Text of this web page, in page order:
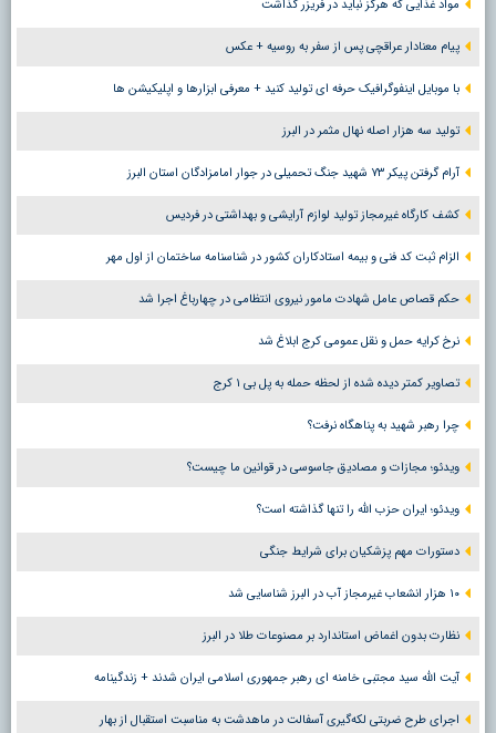
مواد غذایی که هرگز نباید در فریزر گذاشت
پیام معنادار عراقچی پس از سفر به روسیه + عکس
با موبایل اینفوگرافیک حرفه ای تولید کنید + معرفی ابزارها و اپلیکیشن ها
تولید سه هزار اصله نهال مثمر در البرز
آرام گرفتن پیکر ۷۳ شهید جنگ تحمیلی در جوار امامزادگان استان البرز
کشف کارگاه غیرمجاز تولید لوازم آرایشی و بهداشتی در فردیس
الزام ثبت کد فنی و بیمه استادکاران کشور در شناسنامه ساختمان از اول مهر
حکم قصاص عامل شهادت مامور نیروی انتظامی در چهارباغ اجرا شد
نرخ کرایه حمل و نقل عمومی کرج ابلاغ شد
تصاویر کمتر دیده شده از لحظه حمله به پل بی ۱ کرج
چرا رهبر شهید به پناهگاه نرفت؟
ویدئو؛ مجازات و مصادیق جاسوسی در قوانین ما چیست؟
ویدئو؛ ایران حزب الله را تنها گذاشته است؟
دستورات مهم پزشکیان برای شرایط جنگی
۱۰ هزار انشعاب غیرمجاز آب در البرز شناسایی شد
نظارت بدون اغماض استاندارد بر مصنوعات طلا در البرز
آیت الله سید مجتبی خامنه ای رهبر جمهوری اسلامی ایران شدند + زندگینامه
اجرای طرح ضربتی لکه‌گیری آسفالت در ماهدشت به مناسبت استقبال از بهار